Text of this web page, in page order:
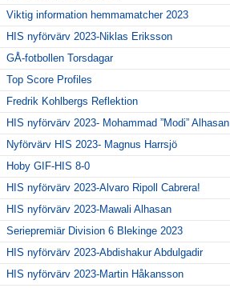
Viktig information hemmamatcher 2023
HIS nyförvärv 2023-Niklas Eriksson
GÅ-fotbollen Torsdagar
Top Score Profiles
Fredrik Kohlbergs Reflektion
HIS nyförvärv 2023- Mohammad ”Modi” Alhasan
Nyförvärv HIS 2023- Magnus Harrsjö
Hoby GIF-HIS 8-0
HIS nyförvärv 2023-Alvaro Ripoll Cabrera!
HIS nyförvärv 2023-Mawali Alhasan
Seriepremiär Division 6 Blekinge 2023
HIS nyförvärv 2023-Abdishakur Abdulgadir
HIS nyförvärv 2023-Martin Håkansson